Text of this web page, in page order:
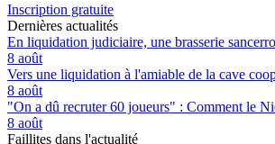
Inscription gratuite
Dernières actualités
En liquidation judiciaire, une brasserie
8 août
Vers une liquidation à l'amiable de la cave
8 août
"On a dû recruter 60 joueurs" : Comment le
8 août
Faillites dans l'actualité